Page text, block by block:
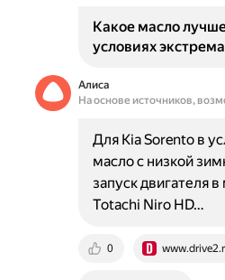
Какое масло
условиях
Алиса
На основе источников,
0
Для Kia Sorento в
масло с низкой
запуск двигателя
Totachi Niro HD…